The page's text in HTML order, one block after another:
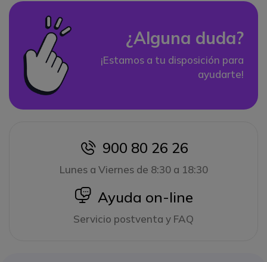
¿Alguna duda?
¡Estamos a tu disposición para
ayudarte!
icon
900 80 26 26
Lunes a Viernes de 8:30 a 18:30
icon
Ayuda on-line
Servicio postventa y FAQ